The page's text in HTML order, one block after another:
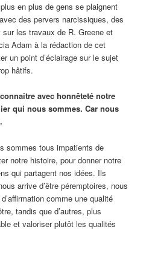
en plus de gens se plaignent
des pervers narcissiques, des
sur les travaux de R. Greene et
Adam à la rédaction de cet
un point d’éclairage sur le sujet
hâtifs.
avec honnêteté notre
qui nous sommes.Car nous
sommes tous impatients de
notre histoire, pour donner notre
qui partagent nos idées. Ils
arrive d’être péremptoires, nous
comme une qualité
tandis que d’autres, plus
et valoriser plutôt les qualités